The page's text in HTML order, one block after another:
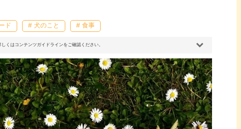
ド # 犬のこと # 食事
くはコンテンツガイドラインをご確認ください。